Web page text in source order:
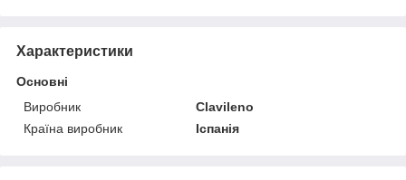
Характеристики
Основні
Виробник
Clavileno
Країна виробник
Іспанія